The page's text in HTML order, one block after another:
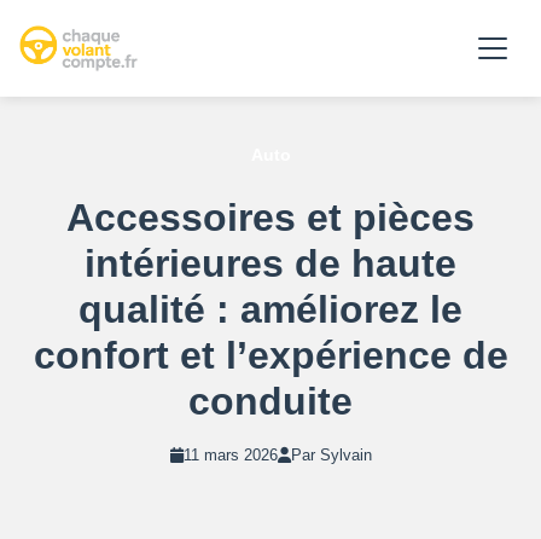
Accessoires et pièces
intérieures de haute
qualité : améliorez le
confort et l’expérience de
conduite
11 mars 2026 Par Sylvain